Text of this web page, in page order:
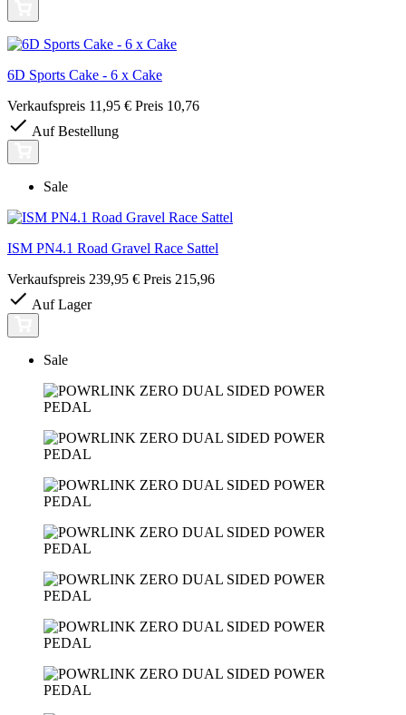
6D Sports Cake - 6 x Cake
Verkaufspreis 11,95 € Preis 10,76
Auf Bestellung
Sale
ISM PN4.1 Road Gravel Race Sattel
Verkaufspreis 239,95 € Preis 215,96
Auf Lager
Sale